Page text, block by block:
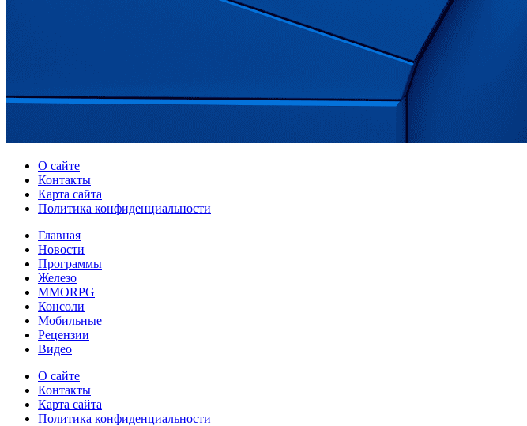
О сайте
Контакты
Карта сайта
Политика конфиденциальности
Главная
Новости
Программы
Железо
MMORPG
Консоли
Мобильные
Рецензии
Видео
О сайте
Контакты
Карта сайта
Политика конфиденциальности